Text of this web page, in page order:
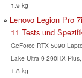
1.9 kg
Lenovo Legion Pro
11 Tests und
GeForce RTX 5090
Lake Ultra 9 290HX Plus,
1.8 kg